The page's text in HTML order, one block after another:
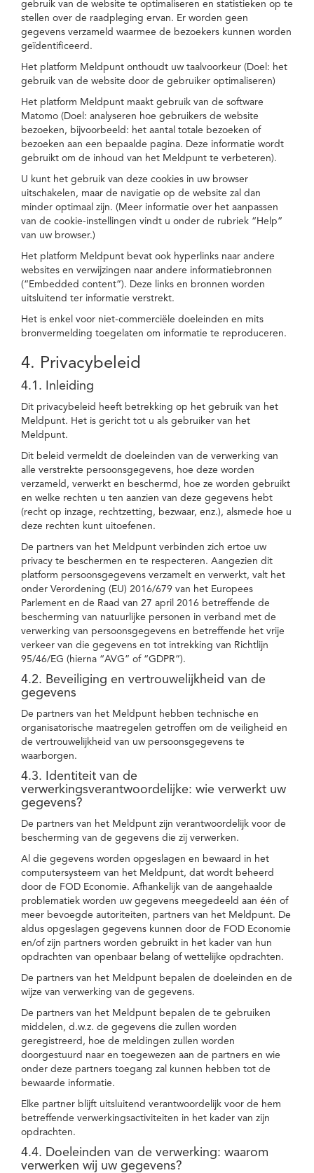
gebruik van de website te optimaliseren en statistieken op te
stellen over de raadpleging ervan. Er worden geen
gegevens verzameld waarmee de bezoekers kunnen worden
geïdentificeerd.
Het platform Meldpunt onthoudt uw taalvoorkeur (Doel: het
gebruik van de website door de gebruiker optimaliseren)
Het platform Meldpunt maakt gebruik van de software
Matomo (Doel: analyseren hoe gebruikers de website
bezoeken, bijvoorbeeld: het aantal totale bezoeken of
bezoeken aan een bepaalde pagina. Deze informatie wordt
gebruikt om de inhoud van het Meldpunt te verbeteren).
U kunt het gebruik van deze cookies in uw browser
uitschakelen, maar de navigatie op de website zal dan
minder optimaal zijn. (Meer informatie over het aanpassen
van de cookie-instellingen vindt u onder de rubriek “Help”
van uw browser.)
Het platform Meldpunt bevat ook hyperlinks naar andere
websites en verwijzingen naar andere informatiebronnen
(“Embedded content”). Deze links en bronnen worden
uitsluitend ter informatie verstrekt.
Het is enkel voor niet-commerciële doeleinden en mits
bronvermelding toegelaten om informatie te reproduceren.
4. Privacybeleid
4.1. Inleiding
Dit privacybeleid heeft betrekking op het gebruik van het
Meldpunt. Het is gericht tot u als gebruiker van het
Meldpunt.
Dit beleid vermeldt de doeleinden van de verwerking van
alle verstrekte persoonsgegevens, hoe deze worden
verzameld, verwerkt en beschermd, hoe ze worden gebruikt
en welke rechten u ten aanzien van deze gegevens hebt
(recht op inzage, rechtzetting, bezwaar, enz.), alsmede hoe u
deze rechten kunt uitoefenen.
De partners van het Meldpunt verbinden zich ertoe uw
privacy te beschermen en te respecteren. Aangezien dit
platform persoonsgegevens verzamelt en verwerkt, valt het
onder Verordening (EU) 2016/679 van het Europees
Parlement en de Raad van 27 april 2016 betreffende de
bescherming van natuurlijke personen in verband met de
verwerking van persoonsgegevens en betreffende het vrije
verkeer van die gegevens en tot intrekking van Richtlijn
95/46/EG (hierna “AVG” of “GDPR”).
4.2. Beveiliging en vertrouwelijkheid van de
gegevens
De partners van het Meldpunt hebben technische en
organisatorische maatregelen getroffen om de veiligheid en
de vertrouwelijkheid van uw persoonsgegevens te
waarborgen.
4.3. Identiteit van de
verwerkingsverantwoordelijke: wie verwerkt uw
gegevens?
De partners van het Meldpunt zijn verantwoordelijk voor de
bescherming van de gegevens die zij verwerken.
Al die gegevens worden opgeslagen en bewaard in het
computersysteem van het Meldpunt, dat wordt beheerd
door de FOD Economie. Afhankelijk van de aangehaalde
problematiek worden uw gegevens meegedeeld aan één of
meer bevoegde autoriteiten, partners van het Meldpunt. De
aldus opgeslagen gegevens kunnen door de FOD Economie
en/of zijn partners worden gebruikt in het kader van hun
opdrachten van openbaar belang of wettelijke opdrachten.
De partners van het Meldpunt bepalen de doeleinden en de
wijze van verwerking van de gegevens.
De partners van het Meldpunt bepalen de te gebruiken
middelen, d.w.z. de gegevens die zullen worden
geregistreerd, hoe de meldingen zullen worden
doorgestuurd naar en toegewezen aan de partners en wie
onder deze partners toegang zal kunnen hebben tot de
bewaarde informatie.
Elke partner blijft uitsluitend verantwoordelijk voor de hem
betreffende verwerkingsactiviteiten in het kader van zijn
opdrachten.
4.4. Doeleinden van de verwerking: waarom
verwerken wij uw gegevens?